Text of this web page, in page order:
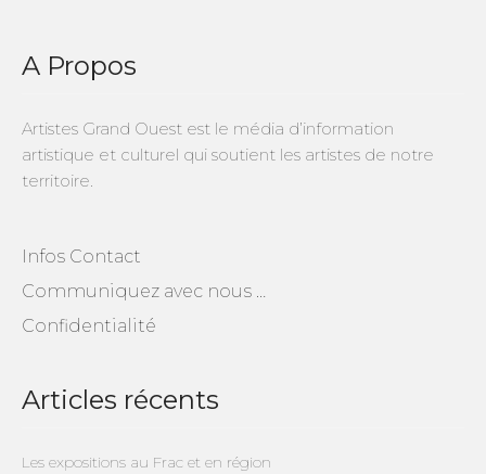
A Propos
Artistes Grand Ouest est le média d’information
artistique et culturel qui soutient les artistes de notre
territoire.
Infos Contact
Communiquez avec nous …
Confidentialité
Articles récents
Les expositions au Frac et en région